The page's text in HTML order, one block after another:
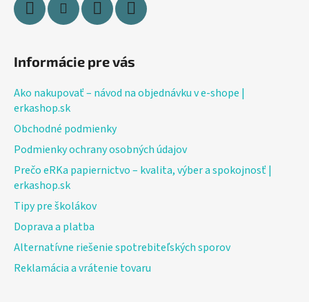
Informácie pre vás
Ako nakupovať – návod na objednávku v e-shope |
erkashop.sk
Obchodné podmienky
Podmienky ochrany osobných údajov
Prečo eRKa papiernictvo – kvalita, výber a spokojnosť |
erkashop.sk
Tipy pre školákov
Doprava a platba
Alternatívne riešenie spotrebiteľských sporov
Reklamácia a vrátenie tovaru